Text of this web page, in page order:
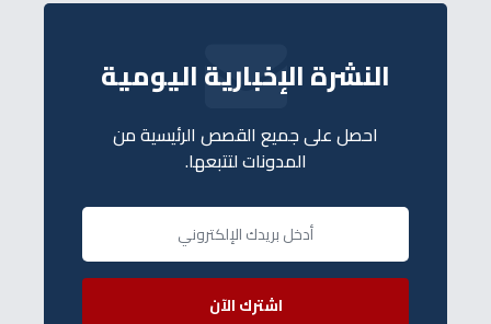
النشرة الإخبارية اليومية
احصل على جميع القصص الرئيسية من
المدونات لتتبعها.
اشترك الآن